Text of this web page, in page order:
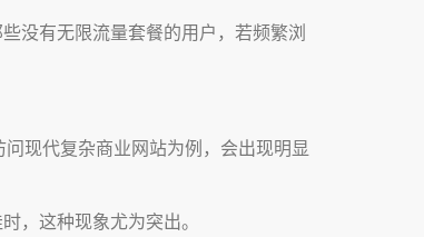
没有无限流量套餐的用户，若频繁浏
现代复杂商业网站为例，会出现明显
，这种现象尤为突出。